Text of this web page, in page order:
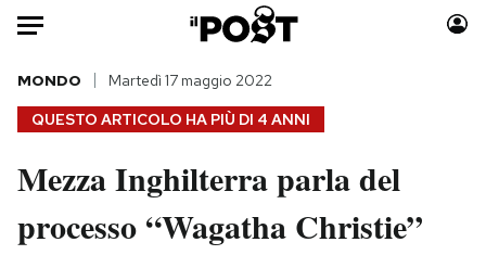
Auto
HOME
Italia
Politica
Moda
Consumismi
QUESTO ARTICOLO HA PIÙ DI 4 ANNI
MONDO Martedì 17 maggio 2022
Mezza Inghilterra parla del
processo “Wagatha Christie”